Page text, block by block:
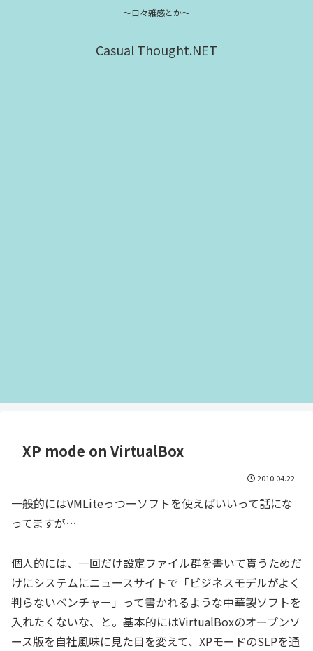
～日々雑感とか～
Casual Thought.NET
XP mode on VirtualBox
2010.04.22
一般的にはVMLiteっつーソフトを使えばいいって話にな
ってますが…
個人的には、一回だけ設定ファイル群を書いて貰うためだ
けにシステムにニュースサイトで「ビジネスモデルがよく
判らないベンチャー」って書かれるような中華製ソフトを
入れたくないな、と。基本的にはVirtualBoxのオープンソ
ース版を自社風味に見た目を変えて、XPモードのSLPを通